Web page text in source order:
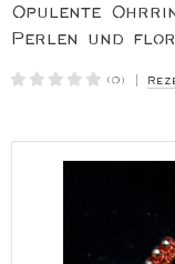
Opulente
Perlen und
(0)